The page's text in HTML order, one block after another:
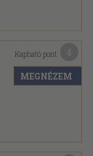
Kapható pont:
MEGNÉZEM